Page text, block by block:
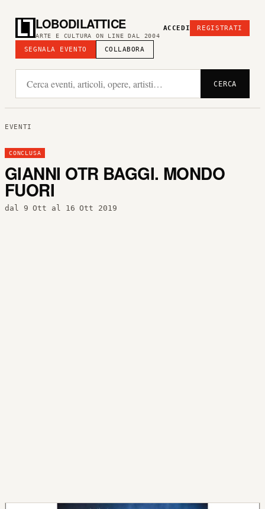
LOBODILATTICE
ARTE E CULTURA ON LINE DAL 2004
SEGNALA EVENTO COLLABORA
ACCEDI REGISTRATI
CERCA
EVENTI
CONCLUSA
GIANNI OTR BAGGI. MONDO
FUORI
dal 9 Ott al 16 Ott 2019